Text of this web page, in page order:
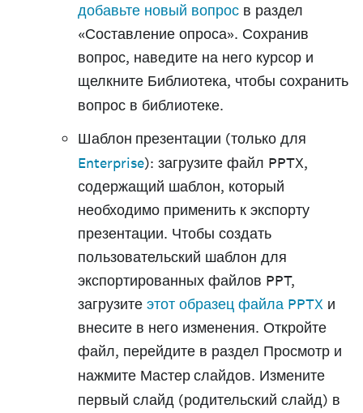
добавьте новый вопрос в раздел
«Составление опроса». Сохранив
вопрос, наведите на него курсор и
щелкните Библиотека, чтобы сохранить
вопрос в библиотеке.
Шаблон презентации (только для
Enterprise): загрузите файл PPTX,
содержащий шаблон, который
необходимо применить к экспорту
презентации. Чтобы создать
пользовательский шаблон для
экспортированных файлов PPT,
загрузите этот образец файла PPTX и
внесите в него изменения. Откройте
файл, перейдите в раздел Просмотр и
нажмите Мастер слайдов. Измените
первый слайд (родительский слайд) в